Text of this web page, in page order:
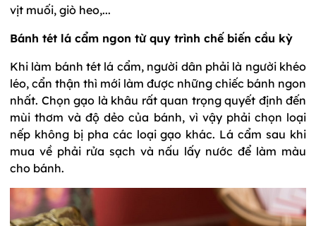
vịt muối, giò heo,...
Bánh tét lá cẩm ngon từ quy trình chế biến cầu kỳ
Khi làm bánh tét lá cẩm, người dân phải là người khéo
léo, cẩn thận thì mới làm được những chiếc bánh ngon
nhất. Chọn gạo là khâu rất quan trọng quyết định đến
mùi thơm và độ dẻo của bánh, vì vậy phải chọn loại
nếp không bị pha các loại gạo khác. Lá cẩm sau khi
mua về phải rửa sạch và nấu lấy nước để làm màu
cho bánh.